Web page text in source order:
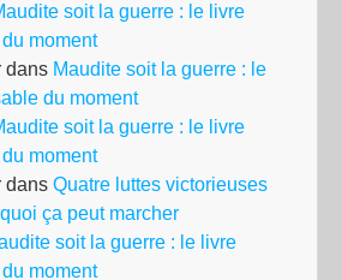
soit la guerre : le livre
moment
dans Maudite soit la guerre : le
du moment
soit la guerre : le livre
moment
dans Quatre luttes victorieuses
ça peut marcher
soit la guerre : le livre
moment